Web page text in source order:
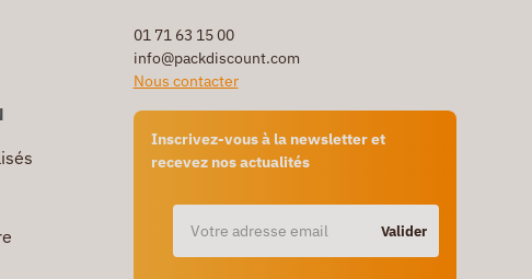
01 71 63 15 00
info@packdiscount.com
Nous contacter
Inscrivez-vous à la newsletter et
recevez nos actualités
Valider